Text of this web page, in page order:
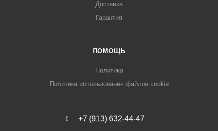
Доставка
Гарантия
ПОМОЩЬ
Политика
Политика использования файлов cookie
+7 (913) 632-44-47